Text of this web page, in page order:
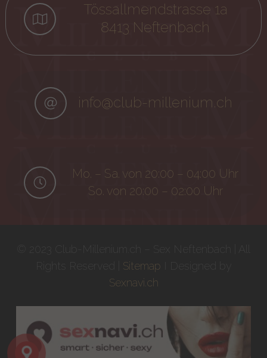
Tössallmendstrasse 1a
8413 Neftenbach
info@club-millenium.ch
Mo. – Sa. von 20:00 – 04:00 Uhr
So. von 20:00 – 02:00 Uhr
Sitemap
Sexnavi.ch